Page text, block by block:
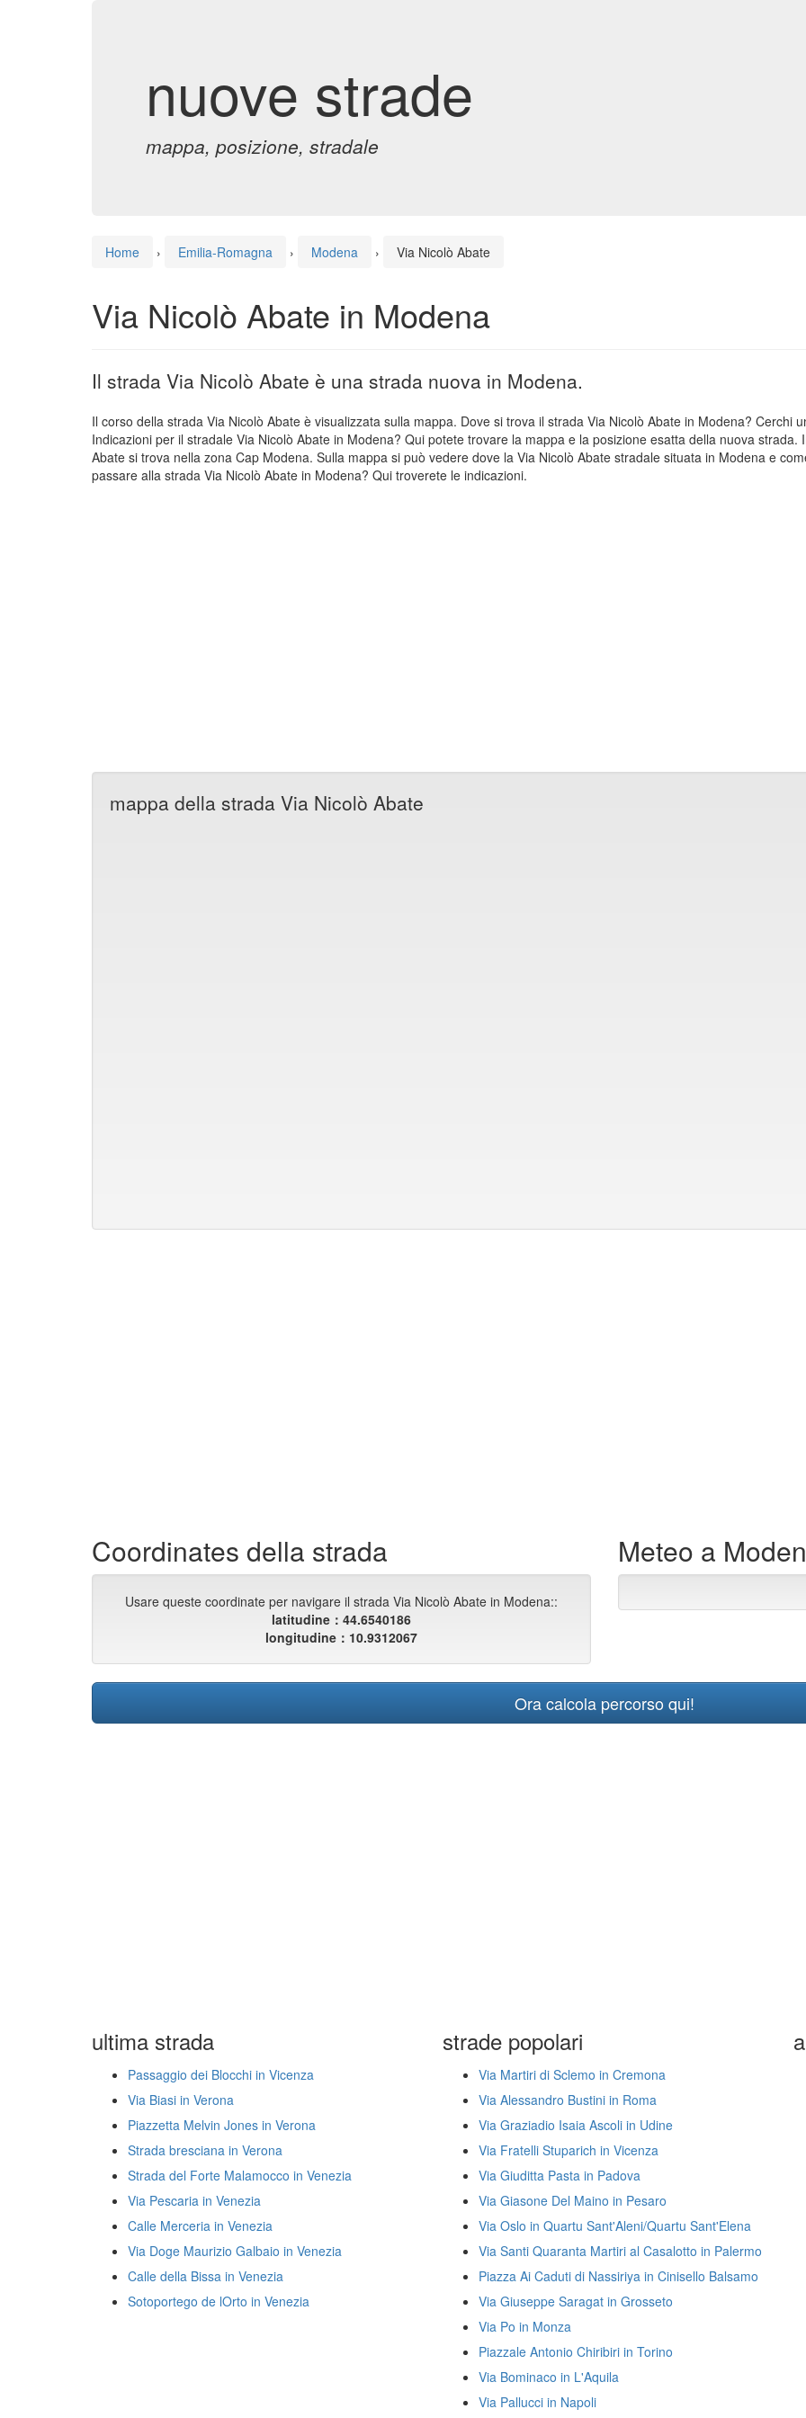
nuove strade
mappa, posizione, stradale
Home › Emilia-Romagna › Modena › Via Nicolò Abate
Via Nicolò Abate in Modena
Il strada Via Nicolò Abate è una strada nuova in Modena.
Il corso della strada Via Nicolò Abate è visualizzata sulla mappa. Dove si trova il strada Via Nicolò Abate in Modena? Cerchi
Indicazioni per il stradale Via Nicolò Abate in Modena? Qui potete trovare la mappa e la posizione esatta della nuova
Abate si trova nella zona Cap Modena. Sulla mappa si può vedere dove la Via Nicolò Abate stradale situata in Modena e
passare alla strada Via Nicolò Abate in Modena? Qui troverete le indicazioni.
mappa della strada Via Nicolò Abate
Coordinates della strada
Usare queste coordinate per navigare il strada Via Nicolò Abate in Modena::
latitudine：44.6540186
longitudine：10.9312067
Meteo a
Ora calcola percorso qui!
ultima strada
Passaggio dei Blocchi in Vicenza
Via Biasi in Verona
Piazzetta Melvin Jones in Verona
Strada bresciana in Verona
Strada del Forte Malamocco in Venezia
Via Pescaria in Venezia
Calle Merceria in Venezia
Via Doge Maurizio Galbaio in Venezia
Calle della Bissa in Venezia
Sotoportego de lOrto in Venezia
strade popolari
Via Martiri di Sclemo in Cremona
Via Alessandro Bustini in Roma
Via Graziadio Isaia Ascoli in Udine
Via Fratelli Stuparich in Vicenza
Via Giuditta Pasta in Padova
Via Giasone Del Maino in Pesaro
Via Oslo in Quartu Sant'Aleni/Quartu Sant'Elena
Via Santi Quaranta Martiri al Casalotto in Palermo
Piazza Ai Caduti di Nassiriya in Cinisello Balsamo
Via Giuseppe Saragat in Grosseto
Via Po in Monza
Piazzale Antonio Chiribiri in Torino
Via Bominaco in L'Aquila
Via Pallucci in Napoli